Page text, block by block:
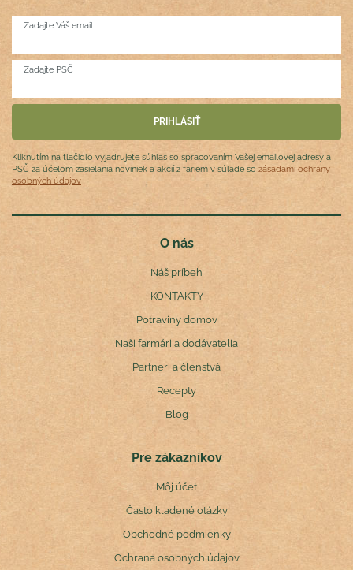
Zadajte Váš email
Zadajte PSČ
Kliknutím na tlačidlo vyjadrujete súhlas so spracovaním Vašej emailovej adresy a
PSČ za účelom zasielania noviniek a akcií z fariem v súlade so zásadami ochrany
osobných údajov
O nás
Náš príbeh
KONTAKTY
Potraviny domov
Naši farmári a dodávatelia
Partneri a členstvá
Recepty
Blog
Pre zákazníkov
Môj účet
Často kladené otázky
Obchodné podmienky
Ochrana osobných údajov